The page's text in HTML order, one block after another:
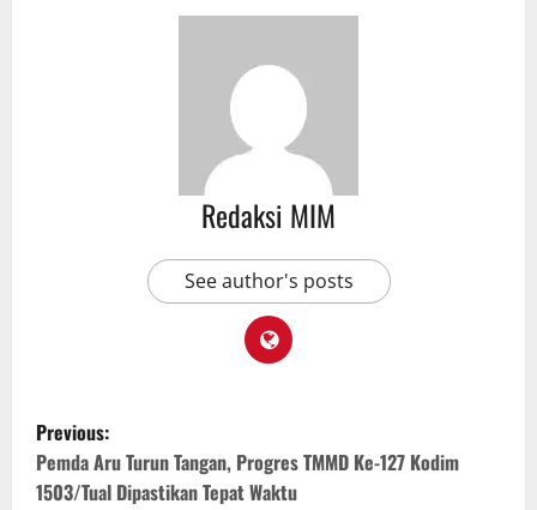
Redaksi MIM
See author's posts
Previous:
Pemda Aru Turun Tangan, Progres TMMD Ke-127 Kodim
1503/Tual Dipastikan Tepat Waktu